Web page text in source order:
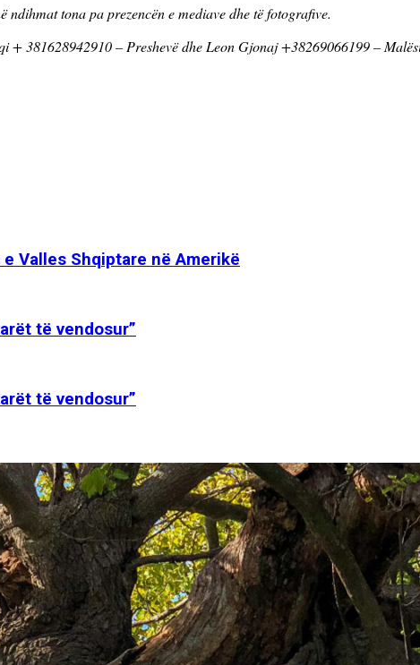
tona pa prezencën e mediave dhe të fotografive.
+ 381628942910 – Preshevë dhe Leon Gjonaj +38269066199 –
Valles Shqiptare në Amerikë
të vendosur”
të vendosur”